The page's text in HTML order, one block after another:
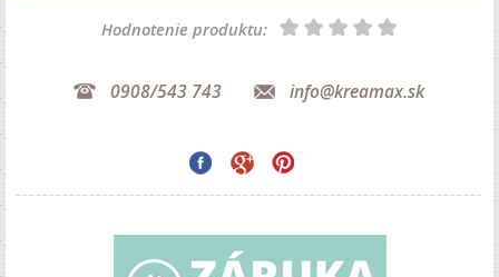
Hodnotenie produktu:
0908/543 743 info@kreamax.sk